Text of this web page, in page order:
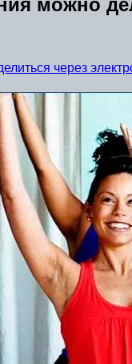
можно
через